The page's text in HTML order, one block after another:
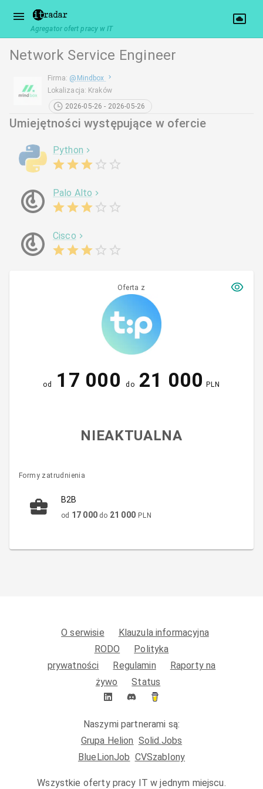
Agregator ofert pracy w IT
Network Service Engineer
Firma: @ Mindbox
Lokalizacja: Kraków
2026-05-26 - 2026-05-26
Umiejętności występujące w ofercie
Python
Palo Alto
Cisco
Oferta z
od 17 000 do 21 000 PLN
NIEAKTUALNA
Formy zatrudnienia
B2B
od 17 000 do 21 000 PLN
O serwisie
Klauzula informacyjna
RODO
Polityka
prywatności
Regulamin
Raporty na
żywo
Status
Naszymi partnerami są:
Grupa Helion Solid.Jobs
BlueLionJob CVSzablony
Wszystkie oferty pracy IT w jednym miejscu.